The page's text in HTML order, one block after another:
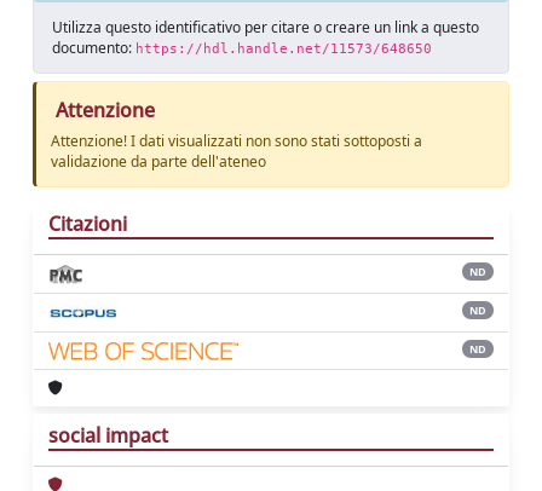
Utilizza questo identificativo per citare o creare un link a questo
documento: https://hdl.handle.net/11573/648650
Attenzione
Attenzione! I dati visualizzati non sono stati sottoposti a
validazione da parte dell'ateneo
Citazioni
ND
ND
ND
social impact